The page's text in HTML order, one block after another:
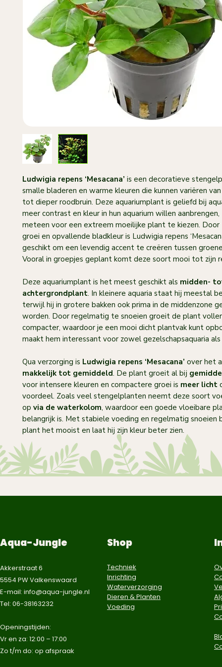
Ludwigia repens ‘Mesacana’ is een decoratieve
smalle bladeren en warme kleuren die kunnen variëren
tot dieper roodbruin. Deze aquariumplant is geliefd bij
meer contrast en kleur in hun aquarium willen aanbrengen,
meteen voor een extreem moeilijke plant te kiezen. Door
groei en opvallende bladkleur is Ludwigia repens
geschikt om een levendig accent te creëren tussen
Vooral in groepjes geplant komt deze soort mooi tot zijn
Deze aquariumplant is het meest geschikt als midden-
achtergrondplant. In kleinere aquaria staat hij meestal
terwijl hij in grotere bakken ook prima in de middenzone
worden. Door regelmatig te snoeien groeit de plant
compacter, waardoor je een mooi dicht plantvak kunt
maakt hem interessant voor zowel gezelschapsaquaria als
Qua verzorging is Ludwigia repens ‘Mesacana’ over het
makkelijk tot gemiddeld. De plant groeit al bij
voor intensere kleuren en compactere groei is meer licht
voordeel. Zoals veel stengelplanten neemt deze soort
op via de waterkolom, waardoor een goede vloeibare
belangrijk is. Met stabiele voeding en regelmatig snoeien
plant het mooist en laat hij zijn kleur beter zien.
Aqua-Jungle
Akkerstraat 6
5554 PW Valkenswaard
E-mail: info@aqua-jungle.nl
Tel: 06-38163232
​Openingstijden:
Vr en za: 12:00 – 17:00
Zo t/m do: op afspraak​
Shop
Techniek
Inrichting
Waterverzorging
Dieren & Planten
Voeding